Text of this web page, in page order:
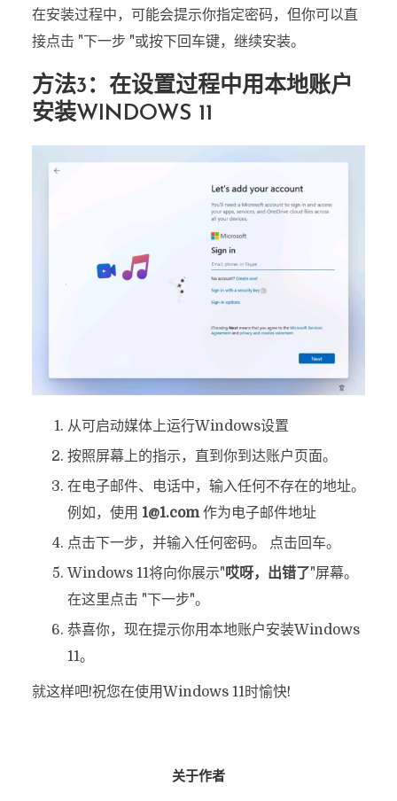
在安装过程中，可能会提示你指定密码，但你可以直
接点击 "下一步 "或按下回车键，继续安装。
方法3：在设置过程中用本地账户
安装WINDOWS 11
从可启动媒体上运行Windows设置
按照屏幕上的指示，直到你到达账户页面。
在电子邮件、电话中，输入任何不存在的地址。
例如，使用 1@1.com作为电子邮件地址
点击下一步，并输入任何密码。 点击回车。
Windows 11将向你展示"哎呀，出错了"屏幕。
在这里点击 "下一步"。
恭喜你，现在提示你用本地账户安装Windows
11。
就这样吧!祝您在使用Windows 11时愉快!
关于作者